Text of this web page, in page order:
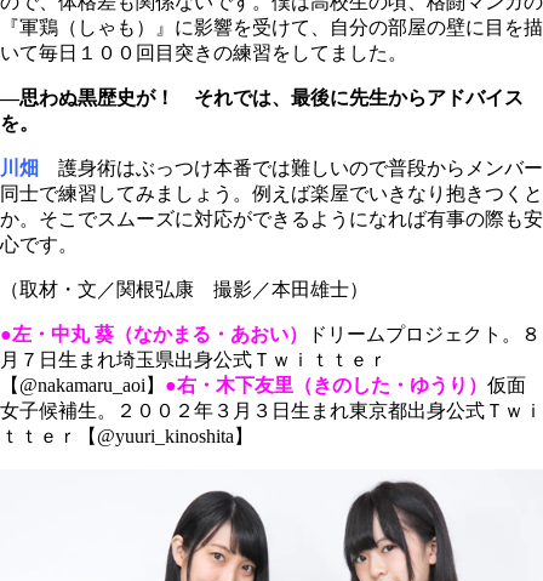
『軍鶏（しゃも）』に影響を受けて、自分の部屋の壁に目を描
いて毎日１００回目突きの練習をしてました。
―思わぬ黒歴史が！ それでは、最後に先生からアドバイス
を。
川畑
護身術はぶっつけ本番では難しいので普段からメンバー
同士で練習してみましょう。例えば楽屋でいきなり抱きつくと
か。そこでスムーズに対応ができるようになれば有事の際も安
心です。
（取材・文／関根弘康 撮影／本田雄士）
●左・中丸 葵（なかまる・あおい）
ドリームプロジェクト。８
月７日生まれ埼玉県出身公式Ｔｗｉｔｔｅｒ
【@nakamaru_aoi】 ●右・木下友里（きのした・ゆうり） 仮面
女子候補生。２００２年３月３日生まれ東京都出身公式Ｔｗｉ
ｔｔｅｒ【@yuuri_kinoshita】